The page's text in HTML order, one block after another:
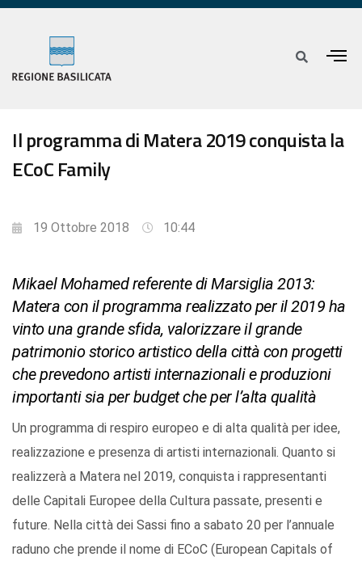
Il programma di Matera 2019 conquista la
ECoC Family
19 Ottobre 2018 10:44
Mikael Mohamed referente di Marsiglia 2013:
Matera con il programma realizzato per il 2019 ha
vinto una grande sfida, valorizzare il grande
patrimonio storico artistico della città con progetti
che prevedono artisti internazionali e produzioni
importanti sia per budget che per l’alta qualità
Un programma di respiro europeo e di alta qualità per idee,
realizzazione e presenza di artisti internazionali. Quanto si
realizzerà a Matera nel 2019, conquista i rappresentanti
delle Capitali Europee della Cultura passate, presenti e
future. Nella città dei Sassi fino a sabato 20 per l’annuale
raduno che prende il nome di ECoC (European Capitals of